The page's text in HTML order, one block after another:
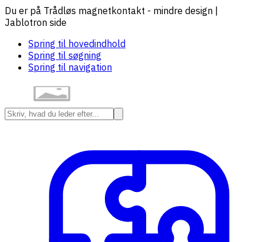
Du er på Trådløs magnetkontakt - mindre design |
Jablotron side
Spring til hovedindhold
Spring til søgning
Spring til navigation